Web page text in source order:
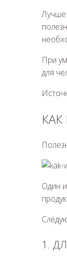
Лучше
При
для
Один
1.​